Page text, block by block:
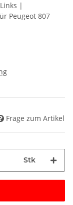
|
Peugeot 807
Frage zum Artikel
Stk